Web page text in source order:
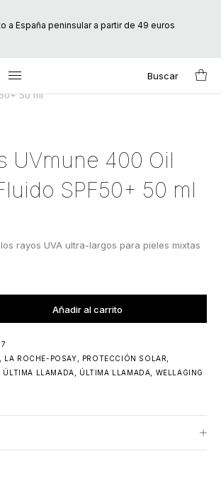
a España peninsular a partir de 49 euros
Buscar
Roche-Posay
/ Anthelios UVmune 400 Oil
50 ml
UVmune 400 Oil
SPF50+ 50 ml
rayos UVA ultra-largos para pieles mixtas
Añadir al carrito
Agregado al carrito
LA ROCHE-POSAY PROTECCIÓN SOLAR
ÚLTIMA LLAMADA ÚLTIMA LLAMADA WELLAGING